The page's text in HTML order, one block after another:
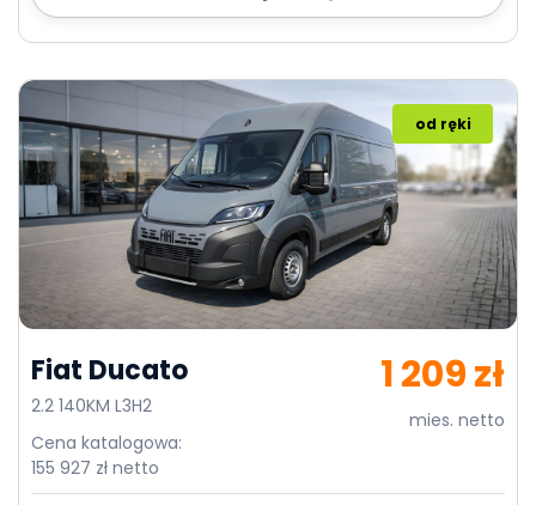
Fiat Ducato
2.2 140KM L3H2
Cena katalogowa:
155 927 zł netto
od ręki
1 209 zł
mies. netto